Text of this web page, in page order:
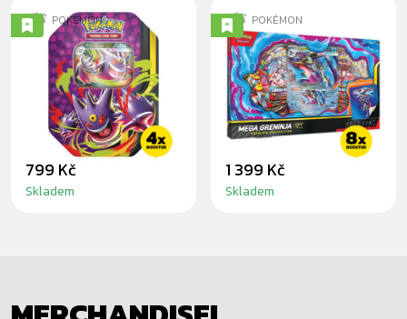
POKÉMON
POKÉMON: MEGA
GENGAR MOONLIT
TIN
799 Kč
Skladem
POKÉMON
POKÉMON: MEGA
GRENINJA EX
PREMIUM
COLLECTION
1 399 Kč
Skladem